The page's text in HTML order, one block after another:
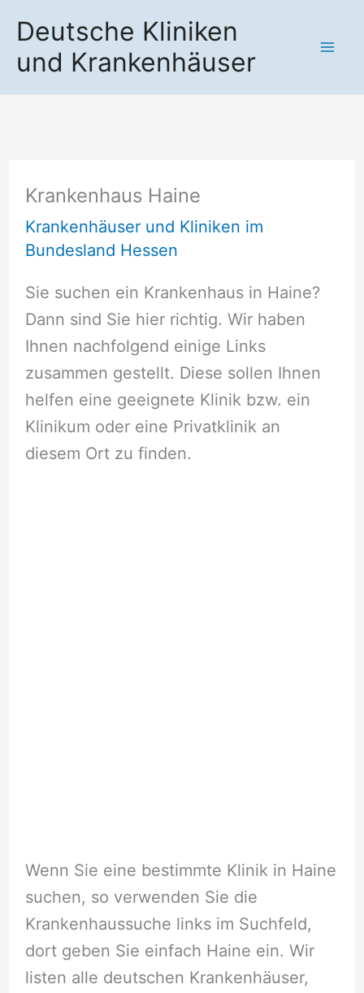
Inhalt
springen
Deutsche Kliniken
und Krankenhäuser
Krankenhaus Haine
Krankenhäuser und Kliniken im
Bundesland Hessen
Sie suchen ein Krankenhaus in Haine?
Dann sind Sie hier richtig. Wir haben
Ihnen nachfolgend einige Links
zusammen gestellt. Diese sollen Ihnen
helfen eine geeignete Klinik bzw. ein
Klinikum oder eine Privatklinik an
diesem Ort zu finden.
Wenn Sie eine bestimmte Klinik in Haine
suchen, so verwenden Sie die
Krankenhaussuche links im Suchfeld,
dort geben Sie einfach Haine ein. Wir
listen alle deutschen Krankenhäuser,